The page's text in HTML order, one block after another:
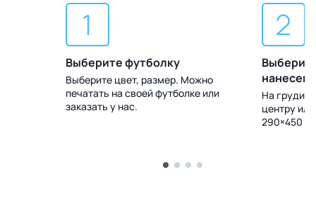
Выберите футболку
Выберите цвет, размер. Можно
печатать на своей футболке или
заказать у нас.
На груди,
центру
290×450